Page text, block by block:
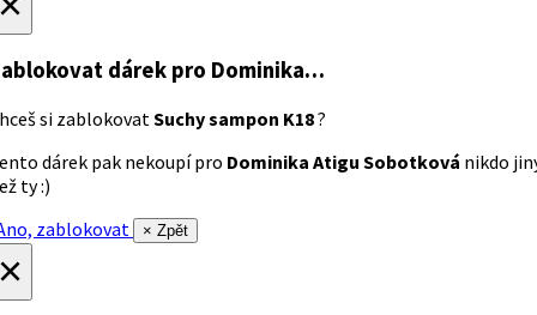
dárek pro Dominika…
si zablokovatSuchy sampon K18?
dárek pak nekoupí pro Dominika Atigu Sobotková nikdo
ty :)
zablokovat
× Zpět